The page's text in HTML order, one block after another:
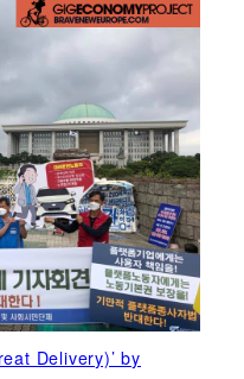
Delivery)’ by